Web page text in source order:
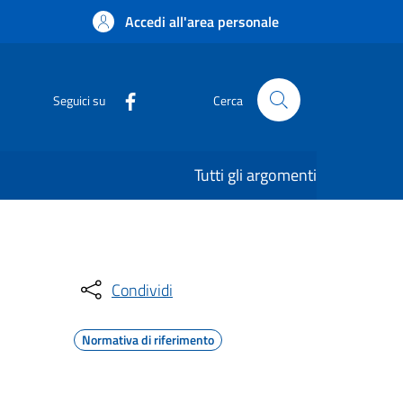
Accedi all'area personale
Seguici su Cerca
Tutti gli argomenti
Condividi
Normativa di riferimento